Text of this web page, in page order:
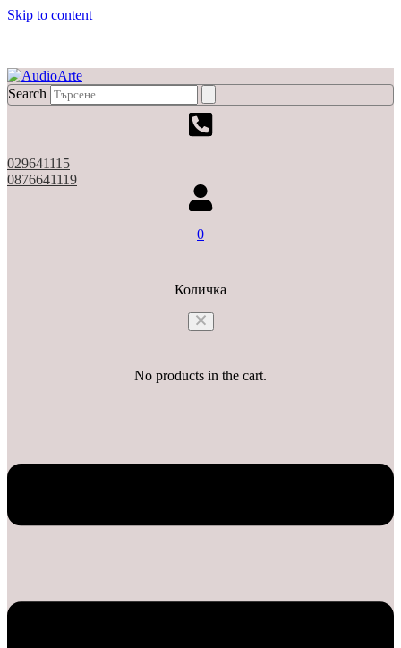
Skip to content
Search
029641115
0876641119
0
Количка
No products in the cart.